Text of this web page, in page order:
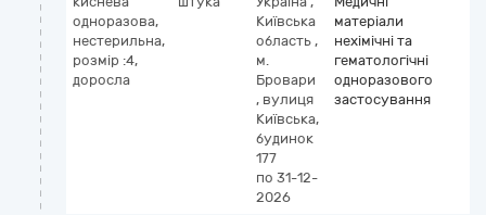
одноразова,
нестерильна,
розмір :4,
доросла
Київська
область ,
м.
Бровари
, вулиця
Київська,
будинок
177
по 31-12-
2026
матеріали
нехімічні та
гематологічні
одноразового
застосування